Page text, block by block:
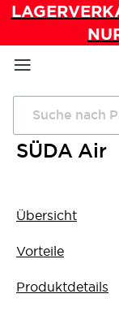
Startseite
SÜDA Air
Übersicht
Vorteile
Produktdetails